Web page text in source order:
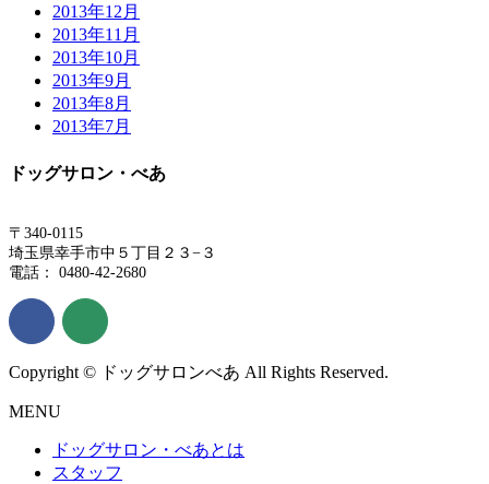
2013年12月
2013年11月
2013年10月
2013年9月
2013年8月
2013年7月
ドッグサロン・べあ
〒340-0115
埼玉県幸手市中５丁目２３−３
電話： 0480-42-2680
Copyright © ドッグサロンべあ All Rights Reserved.
MENU
ドッグサロン・べあとは
スタッフ